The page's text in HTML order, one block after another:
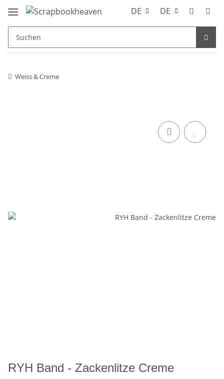
DE DE
Weiss & Creme
RYH Band - Zackenlitze Creme